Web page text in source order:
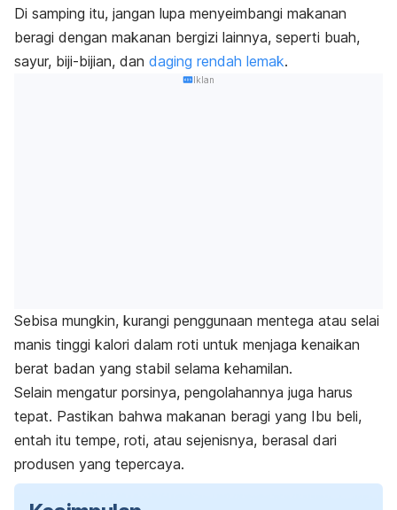
Di samping itu, jangan lupa menyeimbangi makanan
beragi dengan makanan bergizi lainnya, seperti buah,
sayur, biji-bijian, dan daging rendah lemak.
Iklan
Sebisa mungkin, kurangi penggunaan mentega atau selai
manis tinggi kalori dalam roti untuk menjaga kenaikan
berat badan yang stabil selama kehamilan.
Selain mengatur porsinya, pengolahannya juga harus
tepat. Pastikan bahwa makanan beragi yang Ibu beli,
entah itu tempe, roti, atau sejenisnya, berasal dari
produsen yang tepercaya.